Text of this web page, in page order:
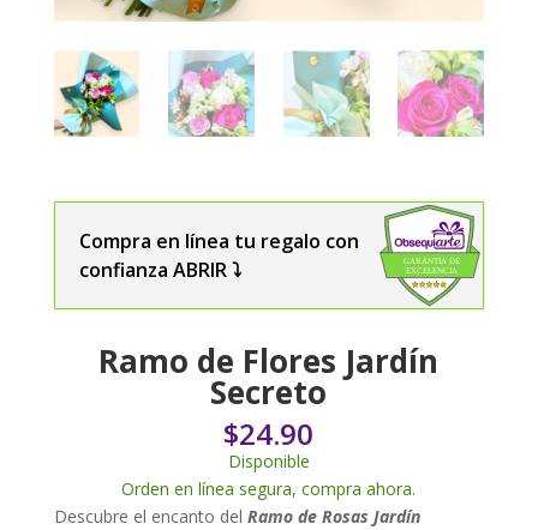
Compra en línea tu regalo con
confianza ABRIR ⤵️
Ramo de Flores Jardín
Secreto
$24.90
Disponible
Orden en línea segura, compra ahora.
Descubre el encanto del Ramo de Rosas Jardín